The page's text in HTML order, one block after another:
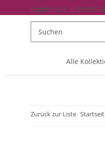
Handmade in Berlin/
Alle
Zurück zur Liste